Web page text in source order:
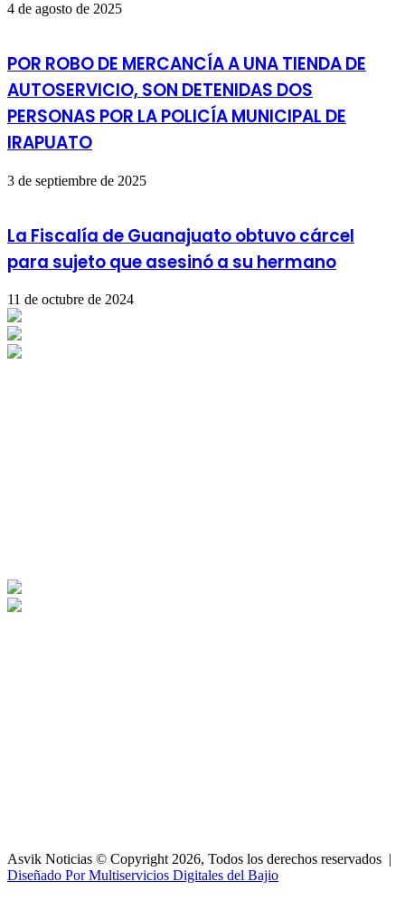
4 de agosto de 2025
POR ROBO DE MERCANCÍA A UNA TIENDA DE
AUTOSERVICIO, SON DETENIDAS DOS
PERSONAS POR LA POLICÍA MUNICIPAL DE
IRAPUATO
3 de septiembre de 2025
La Fiscalía de Guanajuato obtuvo cárcel
para sujeto que asesinó a su hermano
11 de octubre de 2024
Asvik Noticias © Copyright 2026, Todos los derechos reservados |
Diseñado Por Multiservicios Digitales del Bajio